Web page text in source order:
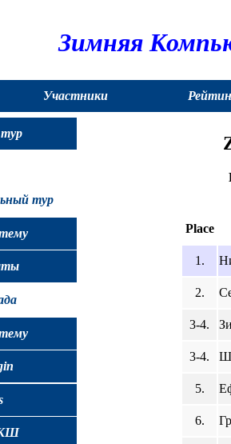
Зимняя
Участники
тур
Place
1.
2.
3-4.
3-4.
5.
6.